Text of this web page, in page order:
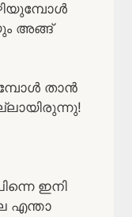
അങ്ങ്
താൻ
ഇനി
എന്താ